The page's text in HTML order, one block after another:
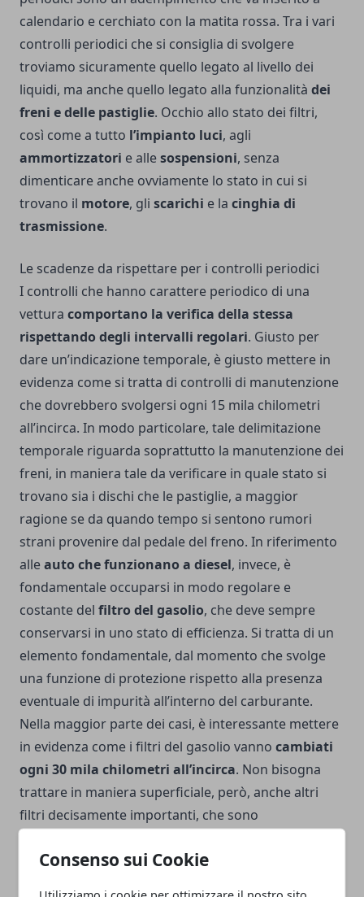
Consenso sui Cookie
calendario e cerchiato con la matita rossa. Tra i vari
controlli periodici che si consiglia di svolgere
troviamo sicuramente quello legato al livello dei
liquidi, ma anche quello legato alla funzionalità dei
freni e delle pastiglie. Occhio allo stato dei filtri,
così come a tutto l’impianto luci, agli
ammortizzatori e allesospensioni, senza
dimenticare anche ovviamente lo stato in cui si
trovano il motore, gli scarichi e la cinghia di
trasmissione.
Le scadenze da rispettare per i controlli periodici
I controlli che hanno carattere periodico di una
vettura comportano la verifica della stessa
rispettando degli intervalli regolari. Giusto per
dare un’indicazione temporale, è giusto mettere in
evidenza come si tratta di controlli di manutenzione
che dovrebbero svolgersi ogni 15 mila chilometri
all’incirca. In modo particolare, tale delimitazione
temporale riguarda soprattutto la manutenzione dei
freni, in maniera tale da verificare in quale stato si
trovano sia i dischi che le pastiglie, a maggior
ragione se da quando tempo si sentono rumori
strani provenire dal pedale del freno. In riferimento
alleauto che funzionano a diesel, invece, è
fondamentale occuparsi in modo regolare e
costante del filtro del gasolio, che deve sempre
conservarsi in uno stato di efficienza. Si tratta di un
elemento fondamentale, dal momento che svolge
una funzione di protezione rispetto alla presenza
eventuale di impurità all’interno del carburante.
Nella maggior parte dei casi, è interessante mettere
in evidenza come i filtri del gasolio vanno cambiati
ogni 30 mila chilometri all’incirca. Non bisogna
trattare in maniera superficiale, però, anche altri
filtri decisamente importanti, che sono
garantisce sempre la diffusione di aria pulita